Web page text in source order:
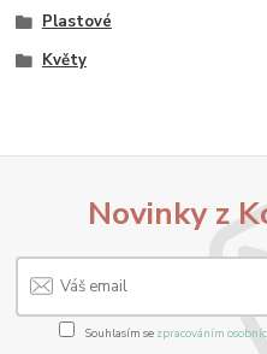
Plastové
Květy
Novinky z
Souhlasím se zpracováním